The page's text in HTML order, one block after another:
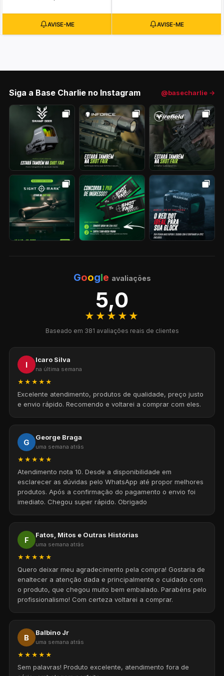
Siga a Base Charlie no Instagram @basecharlie →
Google avaliações
5,0
★★★★★
Baseado em 381 avaliações reais de clientes
I
Icaro Silva
na última semana
★★★★★
Excelente atendimento, produtos de qualidade, preço justo
e envio rápido. Recomendo e voltarei a comprar com eles.
G
George Braga
uma semana atrás
★★★★★
Atendimento nota 10. Desde a disponibilidade em
esclarecer as dúvidas pelo WhatsApp até propor melhores
produtos. Após a confirmação do pagamento o envio foi
imediato. Chegou super rápido. Obrigado
F
Fatos, Mitos e Outras Histórias
uma semana atrás
★★★★★
Quero deixar meu agradecimento pela compra! Gostaria de
enaltecer a atenção dada e principalmente o cuidado com
o produto, que chegou muito bem embalado. Parabéns pelo
profissionalismo! Com certeza voltarei a comprar.
B
Balbino Jr
uma semana atrás
★★★★★
Sem palavras! Produto excelente, atendimento fora de